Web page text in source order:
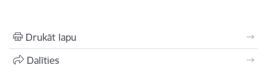
Drukāt lapu
Dalīties